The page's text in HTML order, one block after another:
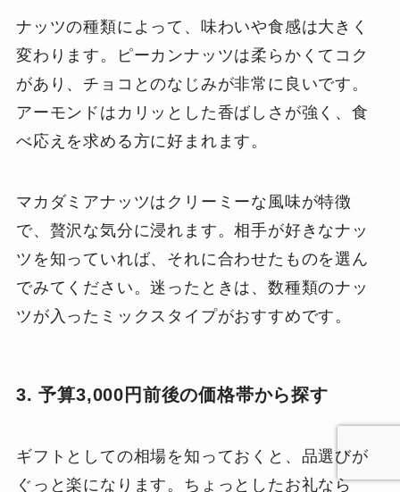
ナッツの種類によって、味わいや食感は大きく
変わります。ピーカンナッツは柔らかくてコク
があり、チョコとのなじみが非常に良いです。
アーモンドはカリッとした香ばしさが強く、食
べ応えを求める方に好まれます。
マカダミアナッツはクリーミーな風味が特徴
で、贅沢な気分に浸れます。相手が好きなナッ
ツを知っていれば、それに合わせたものを選ん
でみてください。迷ったときは、数種類のナッ
ツが入ったミックスタイプがおすすめです。
3. 予算3,000円前後の価格帯から探す
ギフトとしての相場を知っておくと、品選びが
ぐっと楽になります。ちょっとしたお礼なら